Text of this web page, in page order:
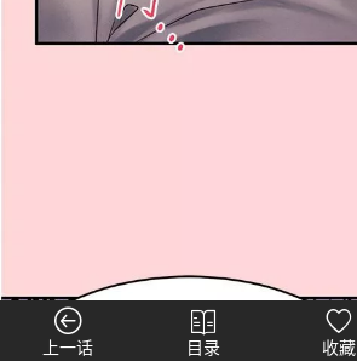
上一话 目录 收藏